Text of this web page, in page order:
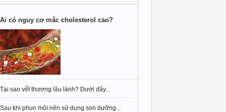
Ai có nguy cơ mắc cholesterol cao?
Tại sao vết thương lâu lành? Dưới đây...
Sau khi phun môi nên sử dụng son dưỡng...